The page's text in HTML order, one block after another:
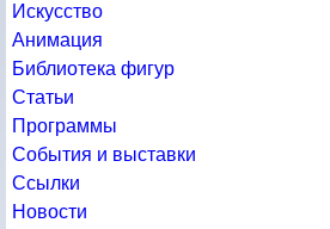
Искусство
Анимация
Библиотека фигур
Статьи
Программы
События и выставки
Ссылки
Новости